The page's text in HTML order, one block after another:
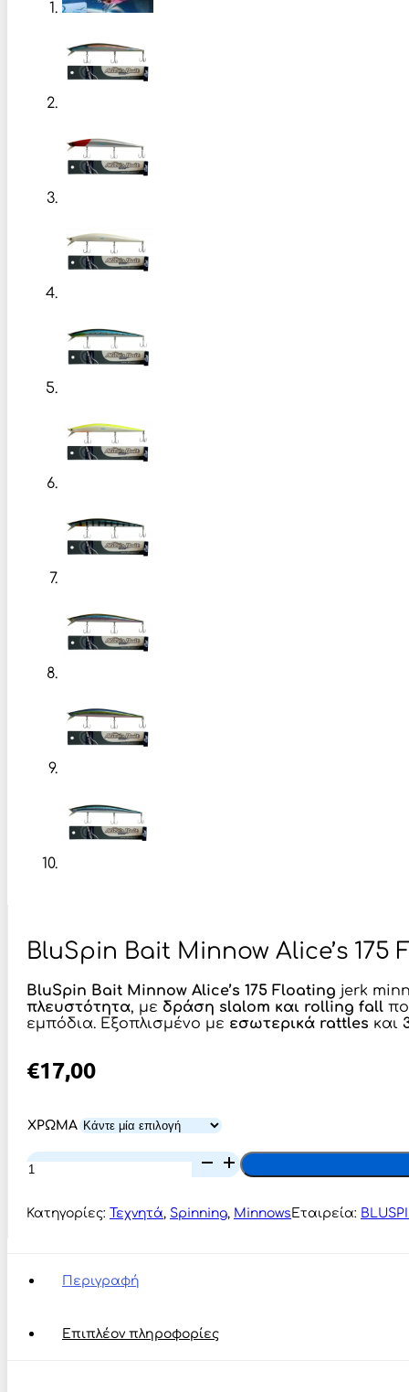
BluSpin Bait Minnow Alice’s
BluSpin Bait Minnow Alice’s 175 Floating jerk
πλευστότητα, με δράση slalom και rolling fall
εμπόδια. Εξοπλισμένο με εσωτερικά rattles και
€17,00
ΧΡΩΜΑ
BluSpin
Bait
Alice’s
Minnow
ποσότητα
Κατηγορίες: Τεχνητά, Spinning, Minnows Εταιρεία:
Περιγραφή
Επιπλέον πληροφορίες